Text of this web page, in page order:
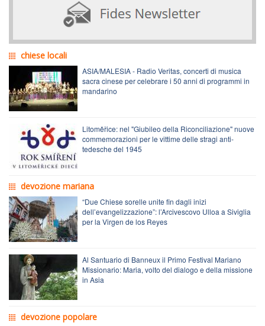
chiese locali
ASIA/MALESIA - Radio Veritas, concerti di musica
sacra cinese per celebrare i 50 anni di programmi in
mandarino
Litoměřice: nel "Giubileo della Riconciliazione" nuove
commemorazioni per le vittime delle stragi anti-
tedesche del 1945
devozione mariana
“Due Chiese sorelle unite fin dagli inizi
dell’evangelizzazione”: l’Arcivescovo Ulloa a Siviglia
per la Virgen de los Reyes
Al Santuario di Banneux il Primo Festival Mariano
Missionario: Maria, volto del dialogo e della missione
in Asia
devozione popolare